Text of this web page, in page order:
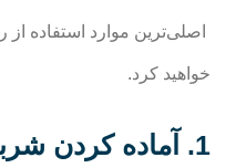
اصلی‌ترین موارد استفاده
خواهید کرد.
1. آماده کردن شربت زعفران